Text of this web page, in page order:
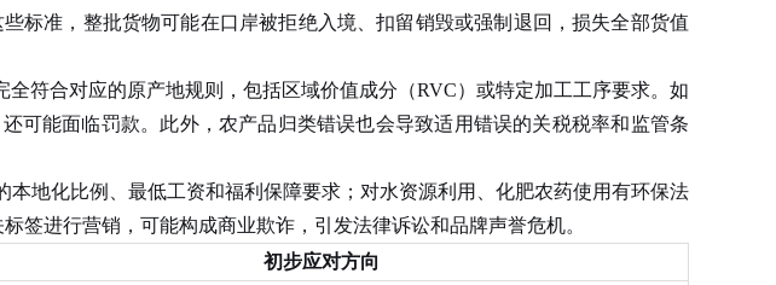
标准，整批货物可能在口岸被拒绝入境、扣留销毁或强制退回，损失全部货值
合对应的原产地规则，包括区域价值成分（RVC）或特定加工工序要求。如
可能面临罚款。此外，农产品归类错误也会导致适用错误的关税税率和监管条
化比例、最低工资和福利保障要求；对水资源利用、化肥农药使用有环保法
签进行营销，可能构成商业欺诈，引发法律诉讼和品牌声誉危机。
初步应对方向